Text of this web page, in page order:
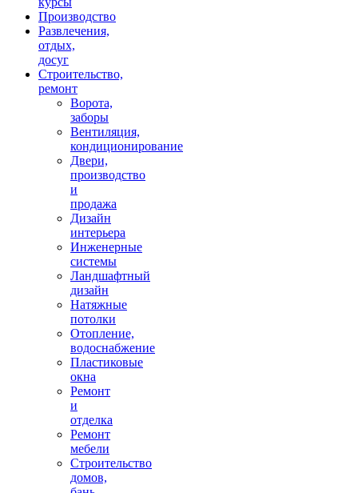
Производство
Развлечения,
отдых,
досуг
Строительство,
ремонт
Ворота,
заборы
Вентиляция,
кондиционирование
Двери,
производство
и
продажа
Дизайн
интерьера
Инженерные
системы
Ландшафтный
дизайн
Натяжные
потолки
Отопление,
водоснабжение
Пластиковые
окна
Ремонт
и
отделка
Ремонт
мебели
Строительство
домов,